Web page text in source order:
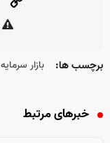
برچسب ها: بازار سرمایه
خبرهای مرتبط